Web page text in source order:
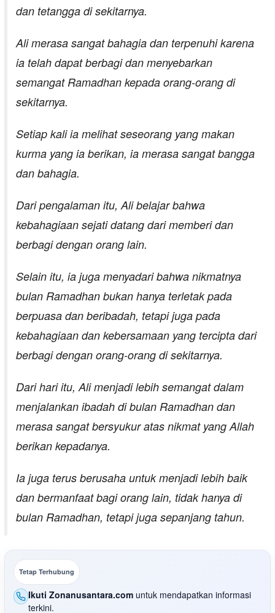
dan tetangga di sekitarnya.
Ali merasa sangat bahagia dan terpenuhi karena
ia telah dapat berbagi dan menyebarkan
semangat Ramadhan kepada orang-orang di
sekitarnya.
Setiap kali ia melihat seseorang yang makan
kurma yang ia berikan, ia merasa sangat bangga
dan bahagia.
Dari pengalaman itu, Ali belajar bahwa
kebahagiaan sejati datang dari memberi dan
berbagi dengan orang lain.
Selain itu, ia juga menyadari bahwa nikmatnya
bulan Ramadhan bukan hanya terletak pada
berpuasa dan beribadah, tetapi juga pada
kebahagiaan dan kebersamaan yang tercipta dari
berbagi dengan orang-orang di sekitarnya.
Dari hari itu, Ali menjadi lebih semangat dalam
menjalankan ibadah di bulan Ramadhan dan
merasa sangat bersyukur atas nikmat yang Allah
berikan kepadanya.
Ia juga terus berusaha untuk menjadi lebih baik
dan bermanfaat bagi orang lain, tidak hanya di
bulan Ramadhan, tetapi juga sepanjang tahun.
Tetap Terhubung
Ikuti Zonanusantara.com untuk mendapatkan informasi
terkini.